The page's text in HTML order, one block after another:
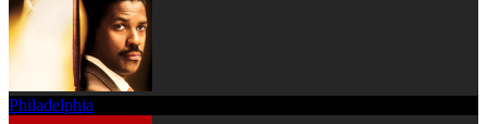
Philadelphia